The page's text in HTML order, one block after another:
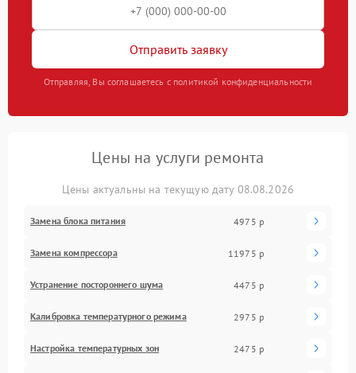
Отправить заявку
Отправляя, Вы соглашаетесь с политикой конфиденциальности
Цены на услуги ремонта
Цены актуальны на текущую дату 08.08.2026
Замена блока питания 4975 р
Замена компрессора 11975 р
Устранение постороннего шума 4475 р
Калибровка температурного режима 2975 р
Настройка температурных зон 2475 р